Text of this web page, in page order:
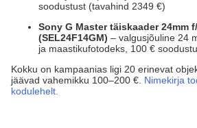
soodustust (tavahind 2349 €)
Sony G Master täiskaader 24mm
(SEL24F14GM) – valgusjõuline 24
ja maastikufotodeks, 100 €
Kokku on kampaanias ligi 20 erinevat
jäävad vahemikku 100–200 €. Nimekirja
kodulehelt.